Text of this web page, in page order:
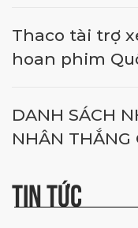
Thaco tài trợ
hoan phim
DANH SÁCH
NHÂN THẮNG
TIN TỨC